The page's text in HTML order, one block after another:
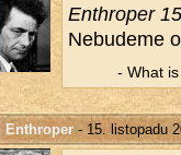
En­thro­per
Ne­bu­de­me
- What
Enthroper- 15. listopadu